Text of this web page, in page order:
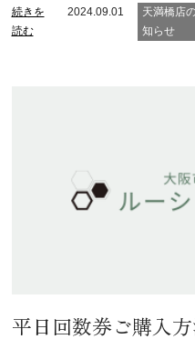
続きを
読む
2024.09.01
天満橋店
知らせ
平日回数券ご購入